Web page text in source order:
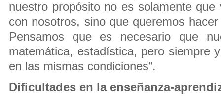
nuestro propósito no es solamente que
con nosotros, sino que queremos
Pensamos que es necesario que
matemática, estadística, pero siempre
en las mismas condiciones”.
Dificultades en la enseñanza-